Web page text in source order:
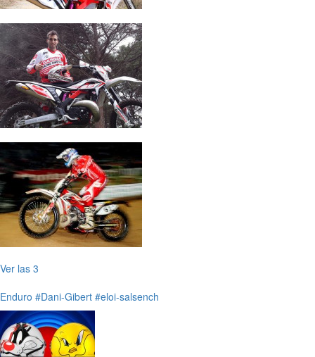
Ver las 3
Enduro #Dani-Gibert #eloi-salsench